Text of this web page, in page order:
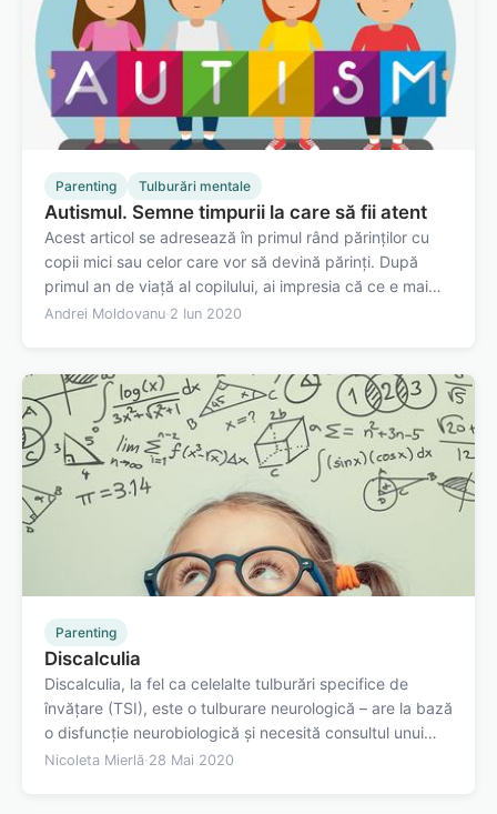
Parenting Tulburări mentale
Autismul. Semne timpurii la care să fii atent
Acest articol se adresează în primul rând părinților cu
copii mici sau celor care vor să devină părinți. După
primul an de viață al copilului, ai impresia că ce e mai
greu a trecut. Au trecut nopțile nedormite, colicile și
Andrei Moldovanu· 2 Iun 2020
Parenting
Discalculia
Discalculia, la fel ca celelalte tulburări specifice de
învățare (TSI), este o tulburare neurologică – are la bază
o disfuncție neurobiologică și necesită consultul unui
logoped pentru a fi diagnosticată. În cazul specific al
Nicoleta Mierlă· 28 Mai 2020